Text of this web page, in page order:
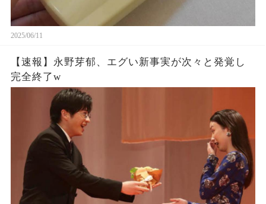
2025/06/11
【速報】永野芽郁、エグい新事実が次々と発覚し
完全終了w